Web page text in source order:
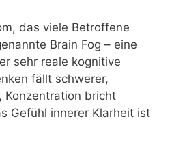
das viele Betroffene
Brain Fog – eine
sehr reale kognitive
fällt schwerer,
Konzentration bricht
Gefühl innerer Klarheit ist